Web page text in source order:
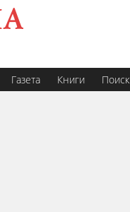
Газета Книги Поиск